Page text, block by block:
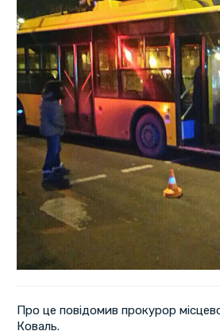
Про це повідомив прокурор
Коваль.